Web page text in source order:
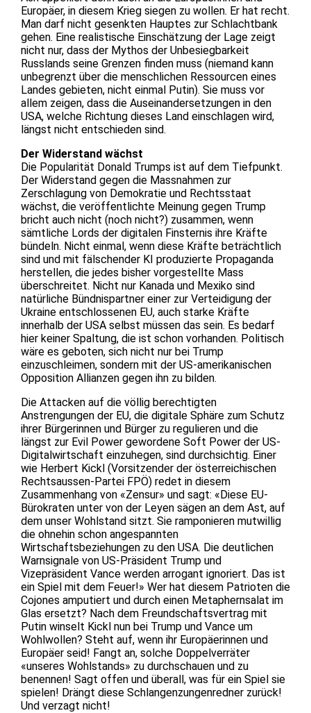
Europäer, in diesem Krieg siegen zu wollen. Er hat recht.
Man darf nicht gesenkten Hauptes zur Schlachtbank
gehen. Eine realistische Einschätzung der Lage zeigt
nicht nur, dass der Mythos der Unbesiegbarkeit
Russlands seine Grenzen finden muss (niemand kann
unbegrenzt über die menschlichen Ressourcen eines
Landes gebieten, nicht einmal Putin). Sie muss vor
allem zeigen, dass die Auseinandersetzungen in den
USA, welche Richtung dieses Land einschlagen wird,
längst nicht entschieden sind.
Der Widerstand wächst
Die Popularität Donald Trumps ist auf dem Tiefpunkt.
Der Widerstand gegen die Massnahmen zur
Zerschlagung von Demokratie und Rechtsstaat
wächst, die veröffentlichte Meinung gegen Trump
bricht auch nicht (noch nicht?) zusammen, wenn
sämtliche Lords der digitalen Finsternis ihre Kräfte
bündeln. Nicht einmal, wenn diese Kräfte beträchtlich
sind und mit fälschender KI produzierte Propaganda
herstellen, die jedes bisher vorgestellte Mass
überschreitet. Nicht nur Kanada und Mexiko sind
natürliche Bündnispartner einer zur Verteidigung der
Ukraine entschlossenen EU, auch starke Kräfte
innerhalb der USA selbst müssen das sein. Es bedarf
hier keiner Spaltung, die ist schon vorhanden. Politisch
wäre es geboten, sich nicht nur bei Trump
einzuschleimen, sondern mit der US-amerikanischen
Opposition Allianzen gegen ihn zu bilden.
Die Attacken auf die völlig berechtigten
Anstrengungen der EU, die digitale Sphäre zum Schutz
ihrer Bürgerinnen und Bürger zu regulieren und die
längst zur Evil Power gewordene Soft Power der US-
Digitalwirtschaft einzuhegen, sind durchsichtig. Einer
wie Herbert Kickl (Vorsitzender der österreichischen
Rechtsaussen-Partei FPÖ) redet in diesem
Zusammenhang von «Zensur» und sagt: «Diese EU-
Bürokraten unter von der Leyen sägen an dem Ast, auf
dem unser Wohlstand sitzt. Sie ramponieren mutwillig
die ohnehin schon angespannten
Wirtschaftsbeziehungen zu den USA. Die deutlichen
Warnsignale von US-Präsident Trump und
Vizepräsident Vance werden arrogant ignoriert. Das ist
ein Spiel mit dem Feuer!» Wer hat diesem Patrioten die
Cojones amputiert und durch einen Metaphernsalat im
Glas ersetzt? Nach dem Freundschaftsvertrag mit
Putin winselt Kickl nun bei Trump und Vance um
Wohlwollen? Steht auf, wenn ihr Europäerinnen und
Europäer seid! Fangt an, solche Doppelverräter
«unseres Wohlstands» zu durchschauen und zu
benennen! Sagt offen und überall, was für ein Spiel sie
spielen! Drängt diese Schlangenzungenredner zurück!
Und verzagt nicht!